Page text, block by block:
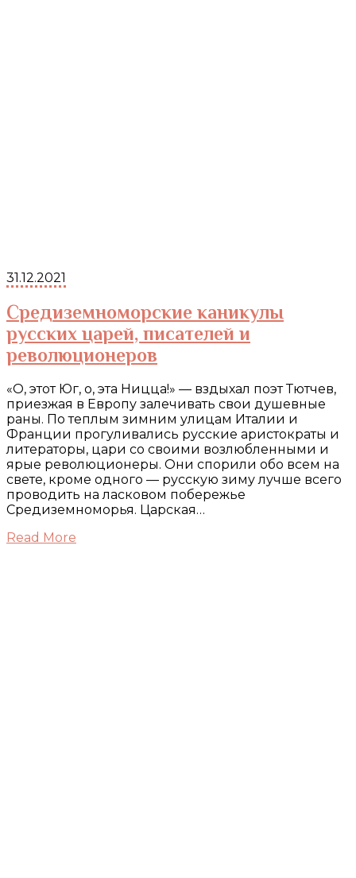
31.12.2021
Средиземноморские каникулы
русских царей, писателей и
революционеров
«О, этот Юг, о, эта Ницца!» — вздыхал поэт Тютчев,
приезжая в Европу залечивать свои душевные
раны. По теплым зимним улицам Италии и
Франции прогуливались русские аристократы и
литераторы, цари со своими возлюбленными и
ярые революционеры. Они спорили обо всем на
свете, кроме одного — русскую зиму лучше всего
проводить на ласковом побережье
Средиземноморья. Царская…
Read More